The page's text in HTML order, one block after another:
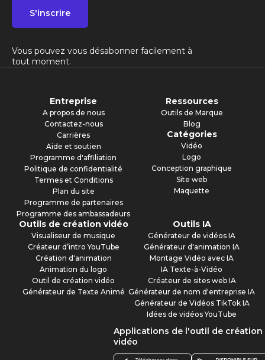
S'inscrire
Vous pouvez vous désabonner facilement à
tout moment.
Entreprise
A propos de nous
Contactez-nous
Carrières
Aide et soutien
Programme d'affiliation
Politique de confidentialité
Termes et Conditions
Plan du site
Programme de partenaires
Programme des ambassadeurs
Ressources
Outils de Marque
Blog
Catégories
Vidéo
Logo
Conception graphique
Site web
Maquette
Outils de création vidéo
Visualiseur de musique
Créateur d’intro YouTube
Création d'animation
Animation du logo
Outil de création vidéo
Générateur de Texte Animé
Outils IA
Générateur de vidéos IA
Générateur d'animation IA
Montage Vidéo avec IA
IA Texte-à-Vidéo
Créateur de sites web IA
Générateur de nom d'entreprise IA
Générateur de Vidéos TikTok IA
Idées de vidéos YouTube
Applications de l'outil de création
vidéo